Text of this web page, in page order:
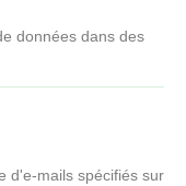
données dans des
d'e-mails spécifiés sur